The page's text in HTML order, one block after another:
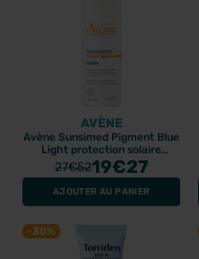
AVÈNE
Avène Sunsimed Pigment Blue
Light protection solaire
SPF50+ 80ml
27€5219€27
AJOUTER AU PANIER
-30%